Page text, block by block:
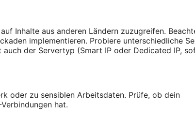
Inhalte aus anderen Ländern zuzugreifen.
implementieren. Probiere unterschiedliche
der Servertyp (Smart IP oder Dedicated IP,
oder zu sensiblen Arbeitsdaten. Prüfe, ob dein
hat.